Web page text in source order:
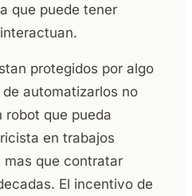
que puede tener
protegidos por algo
automatizarlos no
robot que pueda
en trabajos
mas que contratar
El incentivo de